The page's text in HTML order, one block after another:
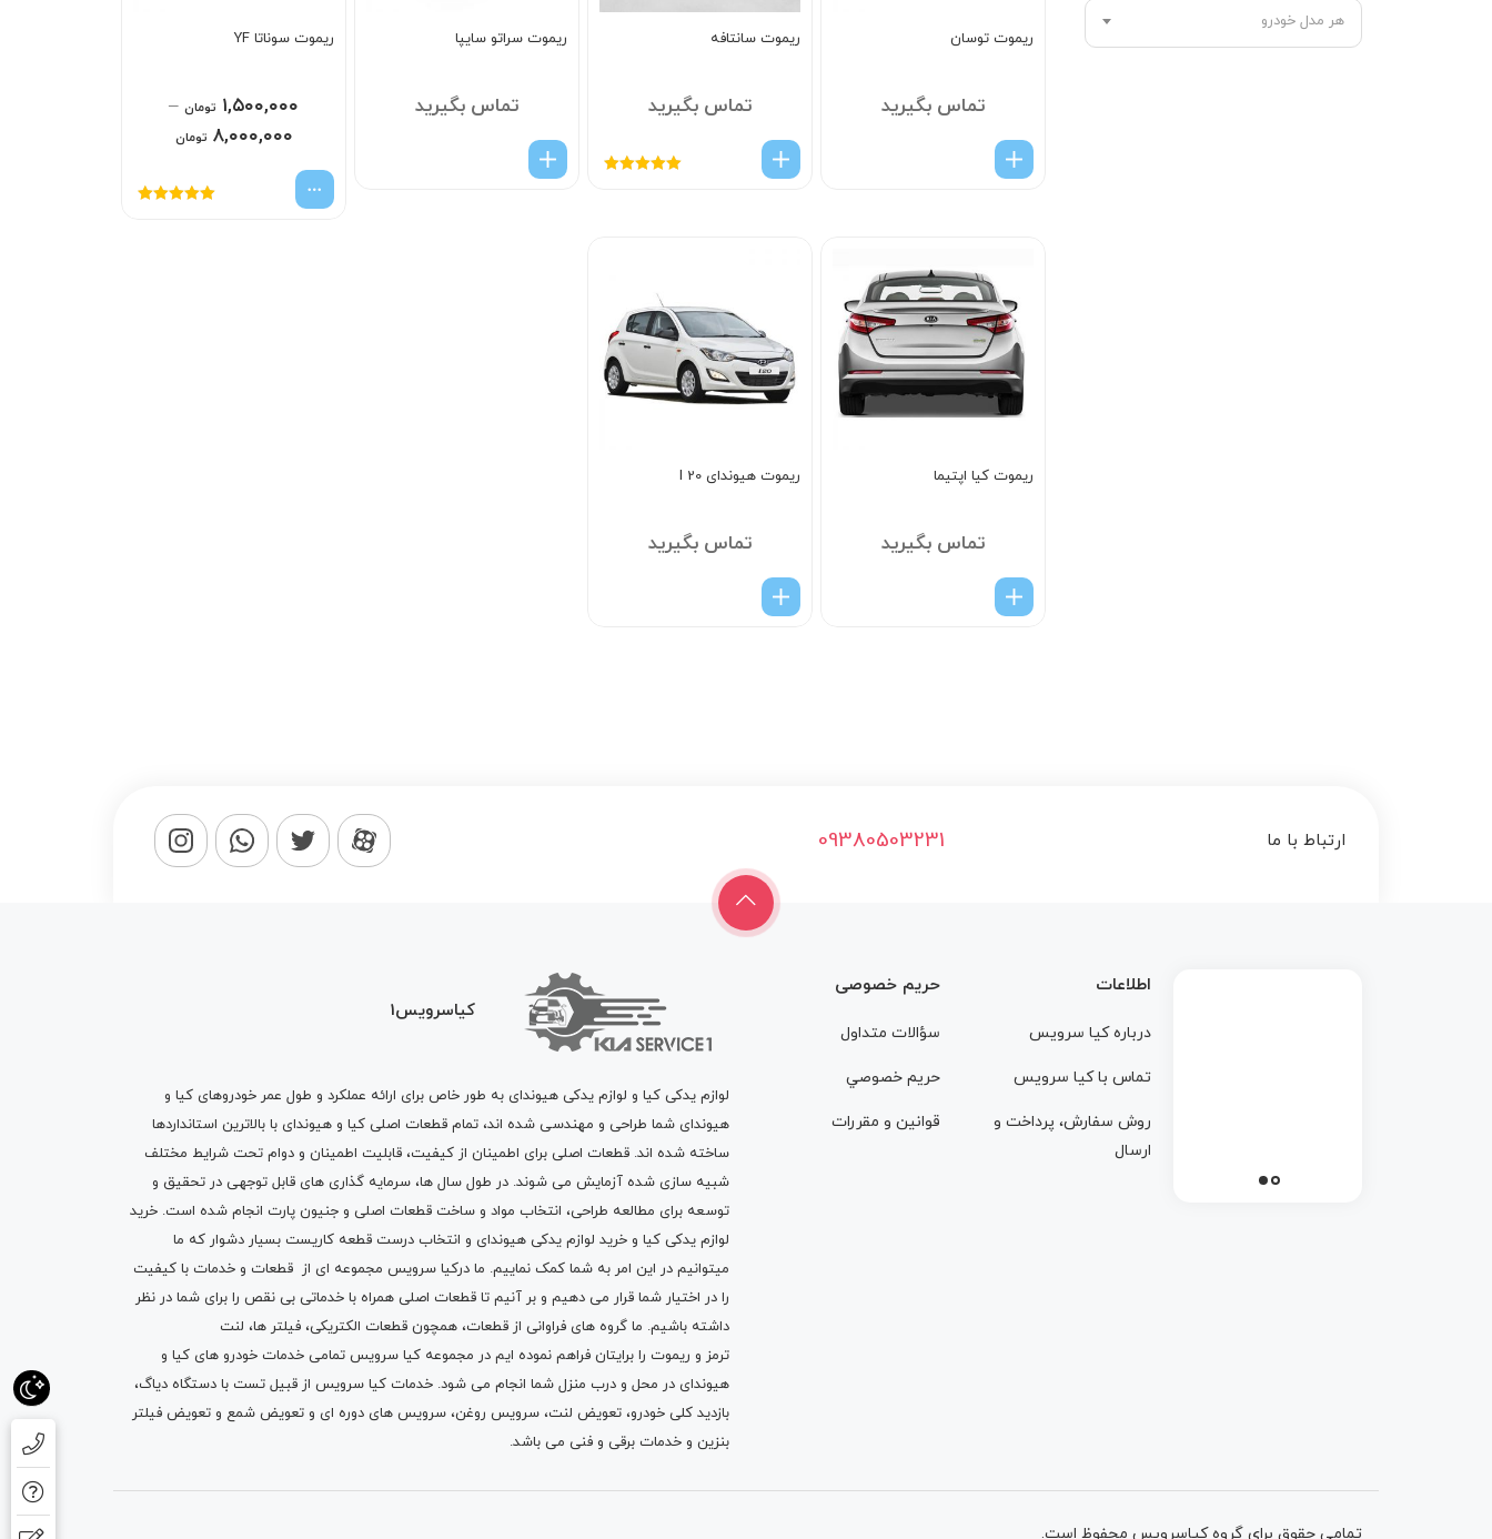
هر مدل خودرو
ریموت توسان
تماس بگیرید
ریموت سانتافه
تماس بگیرید
ریموت سراتو سایپا
تماس بگیرید
ریموت سوناتا YF
۱,۵۰۰,۰۰۰ تومان –
۸,۰۰۰,۰۰۰ تومان
ریموت کیا اپتیما
تماس بگیرید
ریموت هیوندای I 20
تماس بگیرید
ارتباط با ما 09380503231
اطلاعات
درباره کيا سرويس
تماس با کيا سرويس
روش سفارش، پرداخت و
ارسال
حریم خصوصی
سؤالات متداول
حريم خصوصي
قوانين و مقررات
کیاسرویس1
لوازم یدکی کیا و لوازم یدکی هیوندای به طور خاص برای ارائه عملکرد و طول عمر خودروهای کیا و
هیوندای شما طراحی و مهندسی شده اند، تمام قطعات اصلی کیا و هیوندای با بالاترین استانداردها
ساخته شده اند. قطعات اصلی برای اطمینان از کیفیت، قابلیت اطمینان و دوام تحت شرایط مختلف
شبیه سازی شده آزمایش می شوند. در طول سال ها، سرمایه گذاری های قابل توجهی در تحقیق و
توسعه برای مطالعه طراحی، انتخاب مواد و ساخت قطعات اصلی و جنیون پارت انجام شده است. خرید
لوازم یدکی کیا و خرید لوازم یدکی هیوندای و انتخاب درست قطعه کاریست بسیار دشوار که ما
میتوانیم در این امر به شما کمک نماییم. ما درکیا سرویس مجموعه ای از قطعات و خدمات با کیفیت
را در اختیار شما قرار می دهیم و بر آنیم تا قطعات اصلی همراه با خدماتی بی نقص را برای شما در نظر
داشته باشیم. ما گروه های فراوانی از قطعات، همچون قطعات الکتریکی، فیلتر ها، لنت
ترمز و ریموت را برایتان فراهم نموده ایم در مجموعه کیا سرویس تمامی خدمات خودرو های کیا و
هیوندای در محل و درب منزل شما انجام می شود. خدمات کیا سرویس از قبیل تست با دستگاه دیاگ،
بازدید کلی خودرو، تعویض لنت، سرویس روغن، سرویس های دوره ای و تعویض شمع و تعویض فیلتر
بنزین و خدمات برقی و فنی می باشد.
تمامی حقوق برای گروه کیاسرویس محفوظ است.